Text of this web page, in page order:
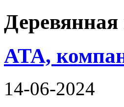
Деревянная
ATA,
14-06-2024